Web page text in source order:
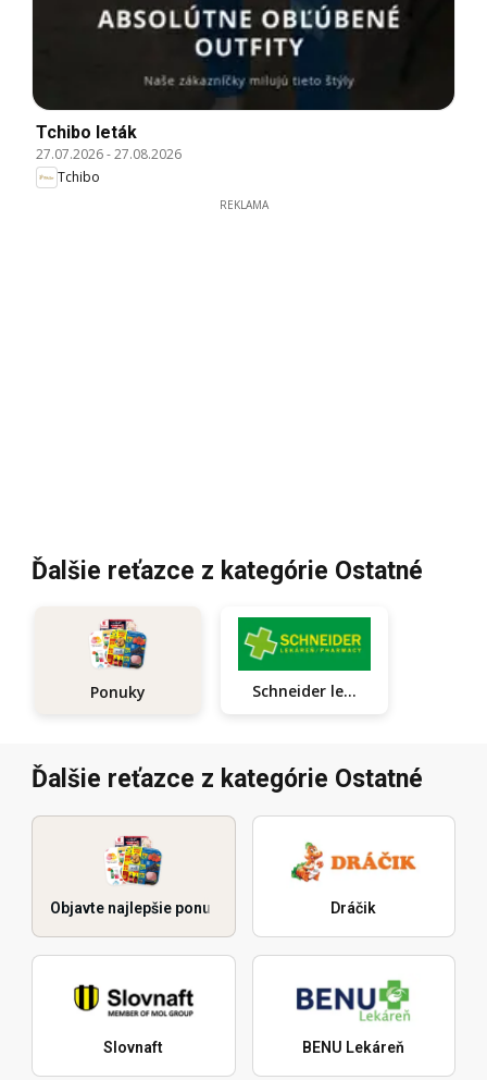
Tchibo leták
27.07.2026-27.08.2026
Tchibo
REKLAMA
Ďalšie reťazce z kategórie Ostatné
Ponuky Schneider lekáreň
Ďalšie reťazce z kategórie Ostatné
Objavte najlepšie ponuky Dráčik
Slovnaft BENU Lekáreň